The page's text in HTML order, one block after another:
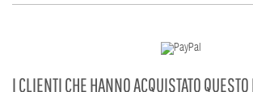
I CLIENTI CHE HANNO ACQUISTATO QUESTO